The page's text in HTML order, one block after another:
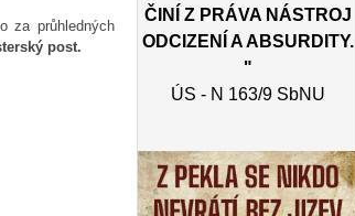
za průhledných
post.
ČINÍ Z PRÁVA NÁSTROJ
ODCIZENÍ A ABSURDITY.
"
ÚS - N 163/9 SbNU